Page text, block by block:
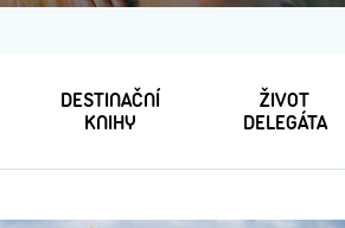
DESTINAČNÍ
KNIHY
ŽIVOT
DELEGÁTA